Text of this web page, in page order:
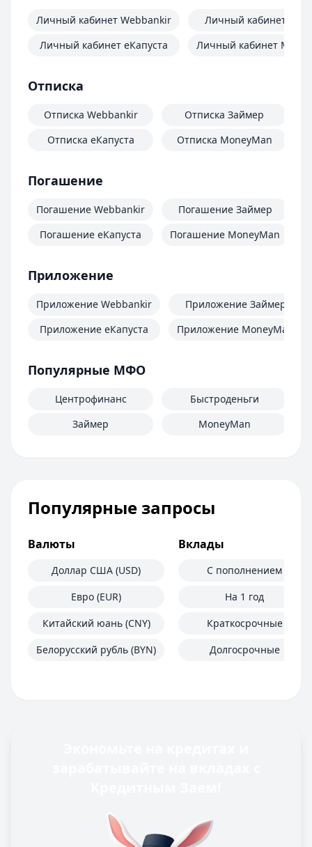
Личный кабинет Webbankir
Личный кабинет еКапуста
Личный кабинет
Личный кабинет
Отписка
Отписка Webbankir
Отписка еКапуста
Отписка Займер
Отписка MoneyMan
Погашение
Погашение Webbankir
Погашение еКапуста
Погашение Займер
Погашение MoneyMan
Приложение
Приложение Webbankir
Приложение еКапуста
Приложение Займер
Приложение MoneyMan
Популярные МФО
Центрофинанс
Займер
Быстроденьги
MoneyMan
Популярные запросы
Валюты
Доллар США (USD)
Евро (EUR)
Китайский юань (CNY)
Белорусский рубль (BYN)
Вклады
С пополнением
На 1 год
Краткосрочные
Долгосрочные